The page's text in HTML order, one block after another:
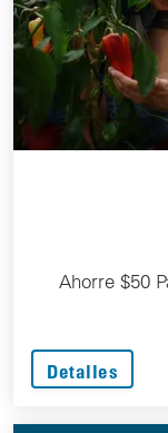
Ahorre $50
Detalles